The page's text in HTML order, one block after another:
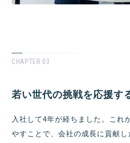
CHAPTER 03
若い世代の挑戦を応援す
入社して4年が経ちました。これ
やすことで、会社の成長に貢献し